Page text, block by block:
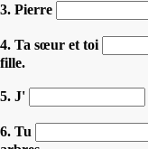
3. Pierre
4. Ta sœur et toi
fille.
5. J'
6. Tu